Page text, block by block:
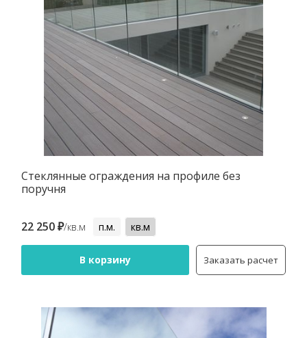
Стеклянные ограждения на профиле без
поручня
22 250 ₽/кв.м п.м. кв.м
В корзину Заказать расчет